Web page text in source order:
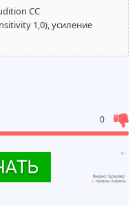
CC
1,0), усиление
0